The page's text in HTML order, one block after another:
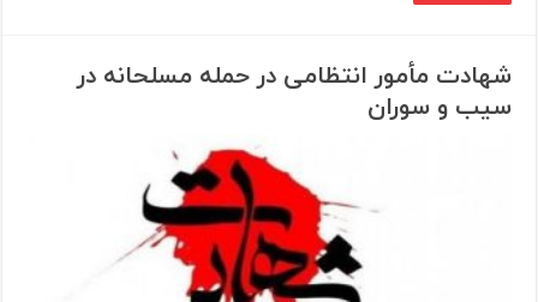
شهادت مأمور انتظامی در حمله مسلحانه در
سیب و سوران